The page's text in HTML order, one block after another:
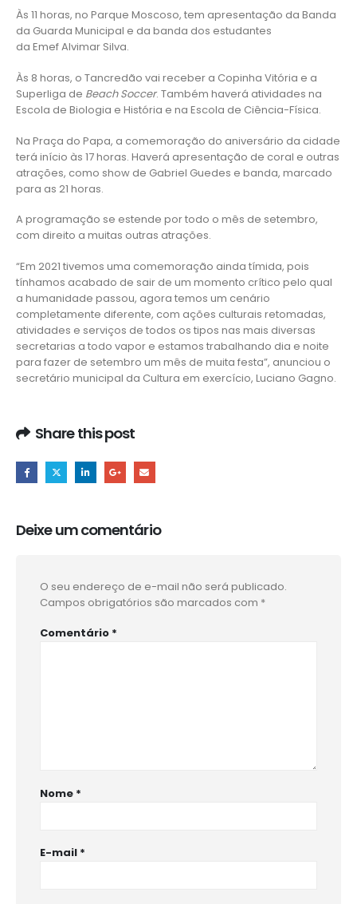
Às 11 horas, no Parque Moscoso, tem apresentação da Banda
da Guarda Municipal e da banda dos estudantes
da EmefAlvimar Silva.
Às 8 horas, o Tancredão vai receber a Copinha Vitória e a
Superliga de Beach Soccer. Também haverá atividades na
Escola de Biologia e História e na Escola de Ciência-Física.
Na Praça do Papa, a comemoração do aniversário da cidade
terá início às 17 horas. Haverá apresentação de coral e outras
atrações, como show de Gabriel Guedes e banda, marcado
para as 21 horas.
A programação se estende por todo o mês de setembro,
com direito a muitas outras atrações.
“Em 2021 tivemos uma comemoração ainda tímida, pois
tínhamos acabado de sair de um momento crítico pelo qual
a humanidade passou, agora temos um cenário
completamente diferente, com ações culturais retomadas,
atividades e serviços de todos os tipos nas mais diversas
secretarias a todo vapor e estamos trabalhando dia e noite
para fazer de setembro um mês de muita festa”, anunciou o
secretário municipal da Cultura em exercício, Luciano Gagno.
Share this post
Deixe um comentário
O seu endereço de e-mail não será publicado.
Campos obrigatórios são marcados com *
Comentário *
Nome *
E-mail *